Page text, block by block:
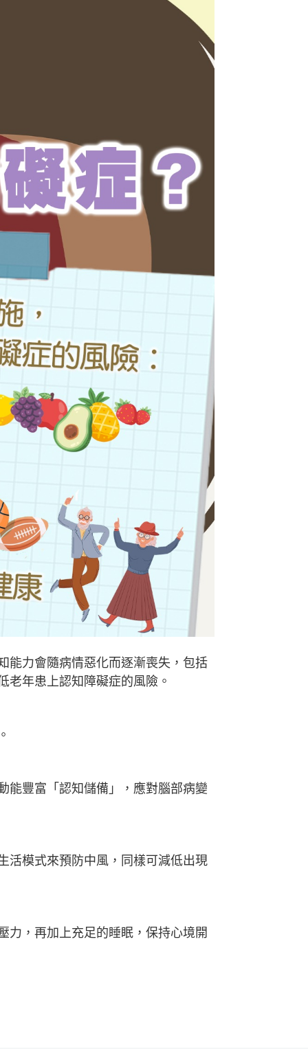
能力會隨病情惡化而逐漸喪失，包括
年患上認知障礙症的風險。
能豐富「認知儲備」，應對腦部病變
活模式來預防中風，同樣可減低出現
力，再加上充足的睡眠，保持心境開